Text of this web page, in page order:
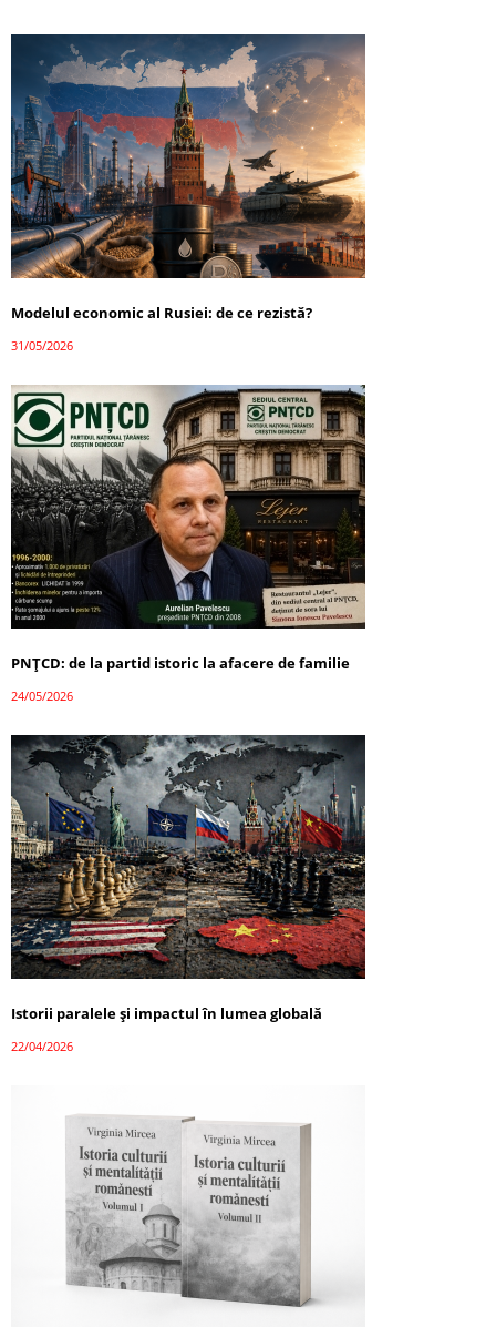
Modelul economic al Rusiei: de ce rezistă?
31/05/2026
PNȚCD: de la partid istoric la afacere de familie
24/05/2026
Istorii paralele și impactul în lumea globală
22/04/2026